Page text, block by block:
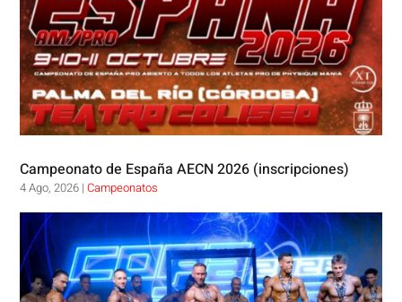
Campeonato de España AECN 2026 (inscripciones)
4 Ago, 2026 |Campeonatos